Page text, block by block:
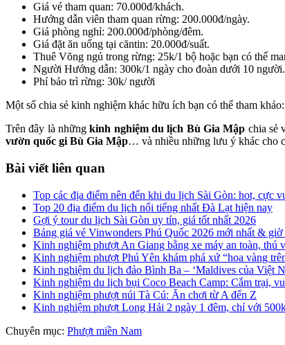
Giá vé tham quan: 70.000đ/khách.
Hướng dẫn viên tham quan rừng: 200.000đ/ngày.
Giá phòng nghỉ: 200.000đ/phòng/đêm.
Giá đặt ăn uống tại căntin: 20.000đ/suất.
Thuê Võng ngủ trong rừng: 25k/1 bộ hoặc bạn có thể
Người Hướng dẫn: 300k/1 ngày cho đoàn dưới 10
Phí bảo trì rừng: 30k/ người
Một số chia sẻ kinh nghiệm khác hữu ích bạn có thể tham khảo:
Trên đây là nhữngkinh nghiệm du lịch Bù Gia Mập chia sẻ
vườn quốc gi Bù Gia Mập… và nhiều những lưu ý khác cho
Bài viết liên quan
Top các địa điểm nên đến khi du lịch Sài Gòn: hot, cực
Top 20 địa điểm du lịch nổi tiếng nhất Đà Lạt hiện nay
Gợi ý tour du lịch Sài Gòn uy tín, giá tốt nhất 2026
Bảng giá vé Vinwonders Phú Quốc 2026 mới nhất & giờ
Kinh nghiệm phượt An Giang bằng xe máy an toàn, thú
Kinh nghiệm phượt Phú Yên khám phá xứ “hoa vàng
Kinh nghiệm du lịch đảo Bình Ba – ‘Maldives của Việt
Kinh nghiệm du lịch bụi Coco Beach Camp: Cắm trại,
Kinh nghiệm phượt núi Tà Cú: Ăn chơi từ A đến Z
Kinh nghiệm phượt Long Hải 2 ngày 1 đêm, chỉ với
Chuyên mục: Phượt miền Nam